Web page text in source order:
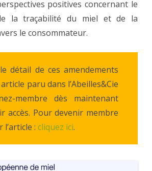
positives concernant le
la traçabilité du miel et de la
le consommateur.
détail de ces amendements
paru dans l’Abeilles&Cie
membre dès maintenant
accès. Pour devenir membre
: cliquez ici.